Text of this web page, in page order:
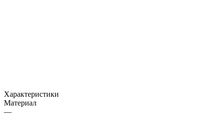
Характеристики
Материал
—